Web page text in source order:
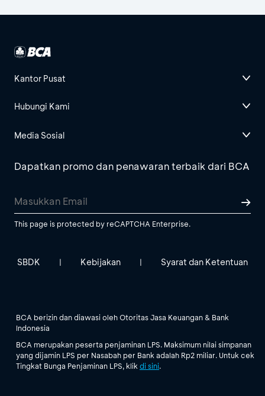
Kantor Pusat
Hubungi Kami
Media Sosial
Dapatkan promo dan penawaran terbaik dari BCA
This page is protected by reCAPTCHA Enterprise.
SBDK | Kebijakan | Syarat dan Ketentuan
BCA berizin dan diawasi oleh Otoritas Jasa Keuangan & Bank
Indonesia
BCA merupakan peserta penjaminan LPS. Maksimum nilai simpanan
yang dijamin LPS per Nasabah per Bank adalah Rp2 miliar. Untuk cek
Tingkat Bunga Penjaminan LPS, klik di sini.